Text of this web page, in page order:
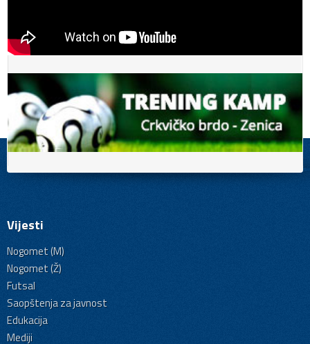
Vijesti
Nogomet (M)
Nogomet (Ž)
Futsal
Saopštenja za javnost
Edukacija
Mediji